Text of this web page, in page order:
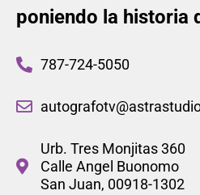
poniendo la historia
787-724-5050
Urb. Tres Monjitas 360
Calle Angel Buonomo
San Juan, 00918-1302